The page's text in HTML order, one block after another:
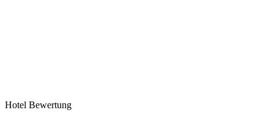
Hotel Bewertung